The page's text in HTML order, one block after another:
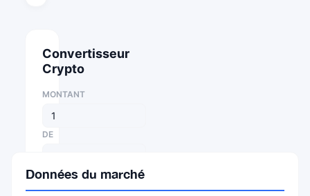
Convertisseur
Crypto
MONTANT
DE
⇄
Données du marché